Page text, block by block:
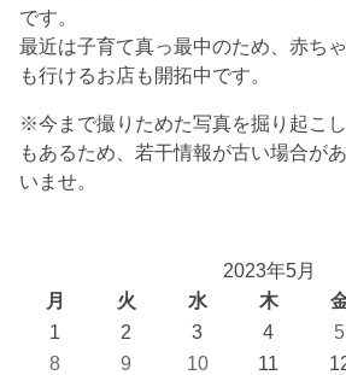
です。
最近は子育て真っ最中のため、赤ち
も行けるお店も開拓中です。
※今まで撮りためた写真を掘り起こ
もあるため、若干情報が古い場合が
いませ。
2023年5月
月
火 水 木
1
2 3 4 5
8
9 10 11